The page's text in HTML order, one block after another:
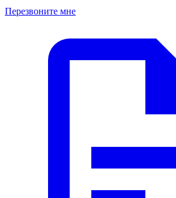
Перезвоните мне